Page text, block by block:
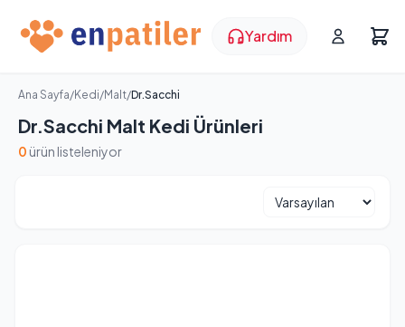
Yardım
Ana Sayfa/Kedi/Malt/Dr.Sacchi
Dr.Sacchi Malt Kedi Ürünleri
0 ürün listeleniyor